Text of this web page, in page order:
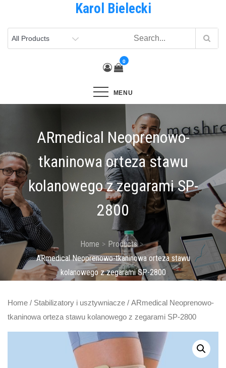
content
Karol Bielecki
0
MENU
ARmedical Neoprenowo-
tkaninowa orteza stawu
kolanowego z zegarami SP-
2800
Home
Products
ARmedical Neoprenowo-tkaninowa orteza stawu
kolanowego z zegarami SP-2800
Home / Stabilizatory i usztywniacze / ARmedical Neoprenowo-
tkaninowa orteza stawu kolanowego z zegarami SP-2800